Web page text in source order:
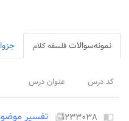
نمونه‌سوالات فلسفه کلام
کد درس عنوان درس
import_contacts ۱۲۳۳۰۳۸picture_as_pdf تفسیر